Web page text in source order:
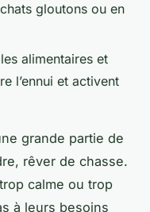
gloutons ou en
alimentaires et
l’ennui et activent
grande partie de
rêver de chasse.
calme ou trop
à leurs besoins